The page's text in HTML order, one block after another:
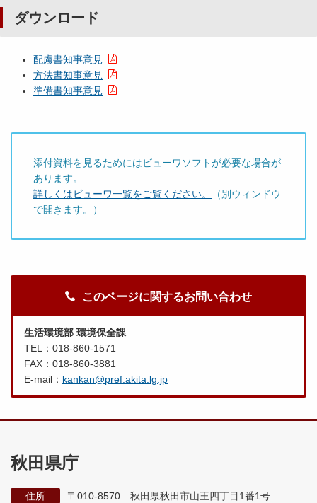
ダウンロード
配慮書知事意見
方法書知事意見
準備書知事意見
添付資料を見るためにはビューワソフトが必要な場合が
あります。
詳しくはビューワ一覧をご覧ください。
（別ウィンドウ
で開きます。）
このページに関するお問い合わせ
生活環境部 環境保全課
TEL：018-860-1571
FAX：018-860-3881
E-mail： kankan@pref.akita.lg.jp
秋田県庁
住所
〒010-8570 秋田県秋田市山王四丁目1番1号